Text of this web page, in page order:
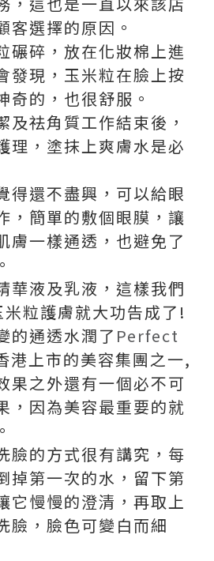
客選擇的原因。
碾碎，放在化妝棉上進
發現，玉米粒在臉上按
奇的，也很舒服。
及祛角質工作結束後，
理，塗抹上爽膚水是必
得還不盡興，可以給眼
，簡單的敷個眼膜，讓
膚一樣通透，也避免了
華液及乳液，這樣我們
粒護膚就大功告成了!
的通透水潤了 Perfect
港上市的美容集團之一,
果之外還有一個必不可
，因為美容最重要的就
臉的方式很有講究，每
掉第一次的水，留下第
它慢慢的澄清，再取上
臉，臉色可變白而細